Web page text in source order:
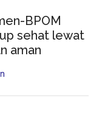
BPOM
sehat lewat
aman